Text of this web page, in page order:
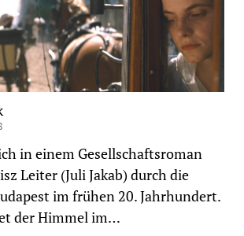
in einem Gesellschaftsroman
Leiter (Juli Jakab) durch die
im frühen 20. Jahrhundert.
der Himmel im…